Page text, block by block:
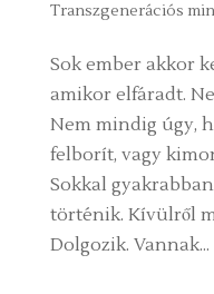
Transzgenerációs
Sok ember akkor
amikor elfáradt.
Nem mindig úgy,
felborít, vagy
Sokkal
történik. Kívülről
Dolgozik. Vannak...